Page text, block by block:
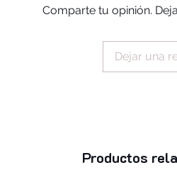
Comparte tu opinión.
Dejar una
Productos